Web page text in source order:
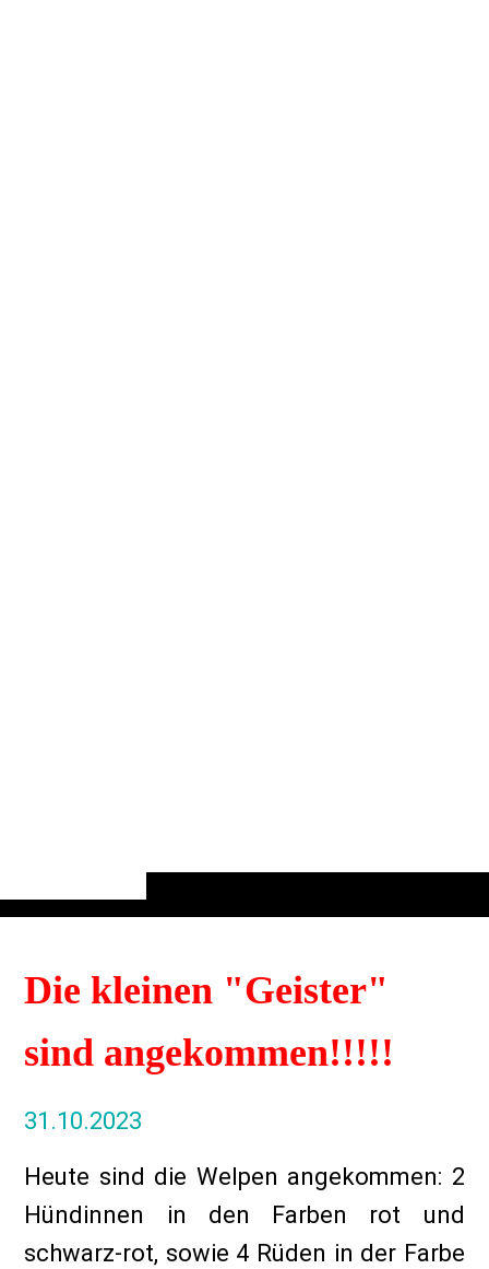
Die kleinen "Geister"
sind angekommen!!!!!
31.10.2023
Heute sind die Welpen angekommen: 2
Hündinnen in den Farben rot und
schwarz-rot, sowie 4 Rüden in der Farbe